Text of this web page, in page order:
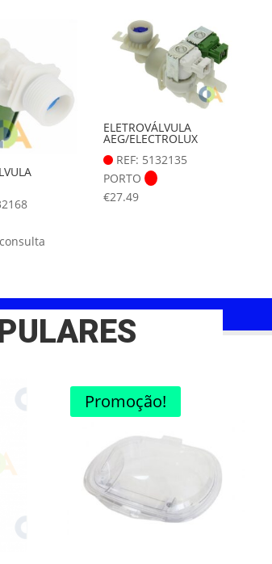
ELETROVÁLVULA
AEG/ELECTROLUX
REF: 5132135
PORTO
€27.49
Promoção!